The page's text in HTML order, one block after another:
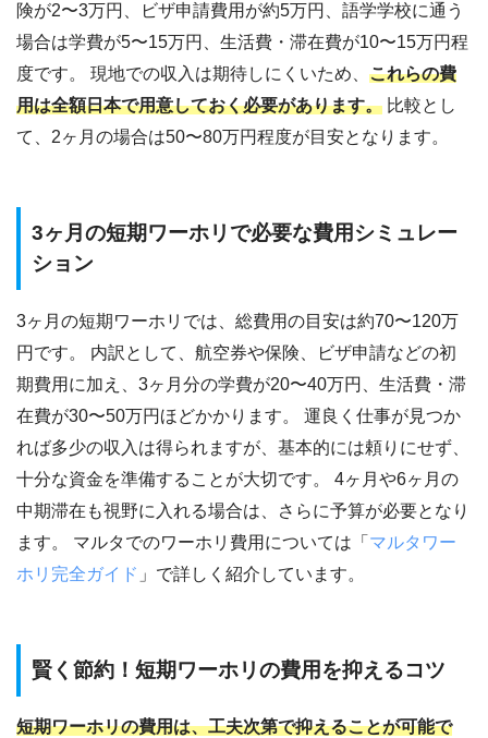
険が2〜3万円、ビザ申請費用が約5万円、語学学校に通う
場合は学費が5〜15万円、生活費・滞在費が10〜15万円程
度です。 現地での収入は期待しにくいため、 これらの費
用は全額日本で用意しておく必要があります。 比較とし
て、2ヶ月の場合は50〜80万円程度が目安となります。
3ヶ月の短期ワーホリで必要な費用シミュレー
ション
3ヶ月の短期ワーホリでは、総費用の目安は約70〜120万
円です。 内訳として、航空券や保険、ビザ申請などの初
期費用に加え、3ヶ月分の学費が20〜40万円、生活費・滞
在費が30〜50万円ほどかかります。 運良く仕事が見つか
れば多少の収入は得られますが、基本的には頼りにせず、
十分な資金を準備することが大切です。 4ヶ月や6ヶ月の
中期滞在も視野に入れる場合は、さらに予算が必要となり
ます。 マルタでのワーホリ費用については「 マルタワー
ホリ完全ガイド 」で詳しく紹介しています。
賢く節約！短期ワーホリの費用を抑えるコツ
短期ワーホリの費用は、工夫次第で抑えることが可能で